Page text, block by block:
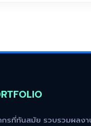
รที่ทันสมัย รวบรวมผลงา